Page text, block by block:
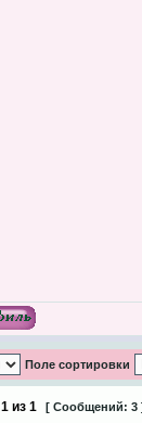
Поле сортировки
1из 1 [ Сообщений: 3